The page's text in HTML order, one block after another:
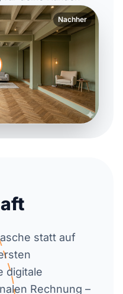
Nachher
statt auf
digitale
Rechnung –